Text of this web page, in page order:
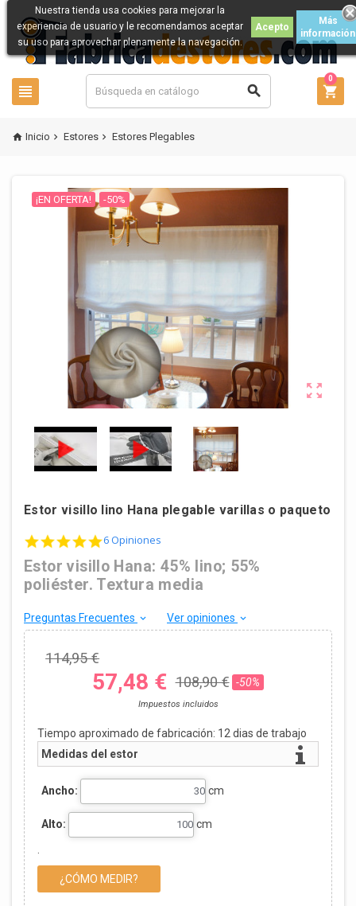
  
0
Nuestra tienda usa cookies para mejorar la
experiencia de usuario y le recomendamos aceptar
su uso para aprovechar plenamente la navegación.
Acepto
Más
información
 Inicio  Estores  Estores Plegables

¡EN OFERTA! -50%
Estor visillo lino Hana plegable varillas o paqueto
4.8 star rating
6 Opiniones
Estor visillo Hana: 45% lino; 55%
poliéster. Textura media
Preguntas Frecuentes keyboard_arrow_down Ver opiniones keyboard_arrow_down
114,95 €
57,48 € 108,90 € -50%
Impuestos incluidos
Tiempo aproximado de fabricación: 12dias de trabajo
Medidas del estor
Ancho: cm
Alto:
cm
.
¿CÓMO MEDIR?